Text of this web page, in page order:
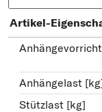
Artikel-
Anhängelast
Stützlast [kg]